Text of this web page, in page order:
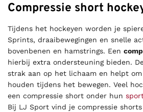
Compressie short
Tijdens het hockeyen worden je
Sprints, draaibewegingen en snelle
bovenbenen en hamstrings. Een
hierbij extra ondersteuning bieden.
strak aan op het lichaam en helpt
houden tijdens het bewegen. Veel
een compressie short onder hun
Bij LJ Sport vind je compressie